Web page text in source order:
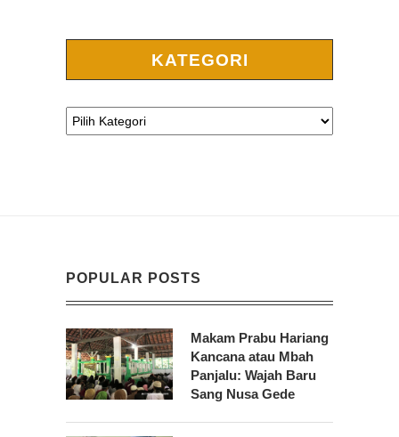
KATEGORI
POPULAR POSTS
Makam Prabu Hariang
Kancana atau Mbah
Panjalu: Wajah Baru
Sang Nusa Gede